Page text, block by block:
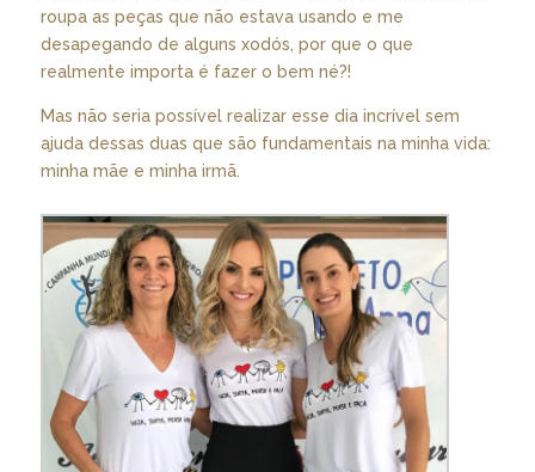
roupa as peças que não estava usando e me
desapegando de alguns xodós, por que o que
realmente importa é fazer o bem né?!
Mas não seria possível realizar esse dia incrível sem
ajuda dessas duas que são fundamentais na minha vida:
minha mãe e minha irmã.